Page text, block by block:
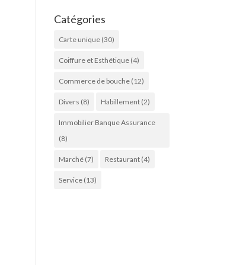
Catégories
Carte unique (30)
Coiffure et Esthétique (4)
Commerce de bouche (12)
Divers (8) Habillement (2)
Immobilier Banque Assurance
(8)
Marché (7) Restaurant (4)
Service (13)